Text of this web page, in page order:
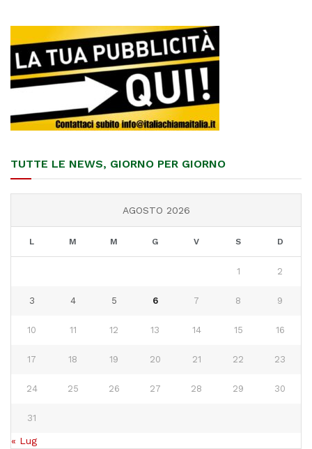
TUTTE LE NEWS, GIORNO PER GIORNO
AGOSTO 2026
L M M G V S D
1 2
3 4 5 6 7 8 9
10 11 12 13 14 15 16
17 18 19 20 21 22 23
24 25 26 27 28 29 30
31
« Lug